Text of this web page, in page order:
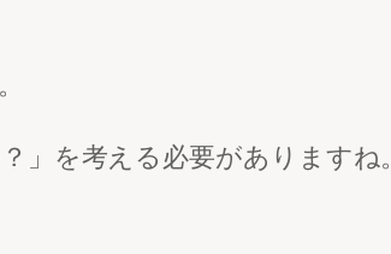
を考える必要がありますね。